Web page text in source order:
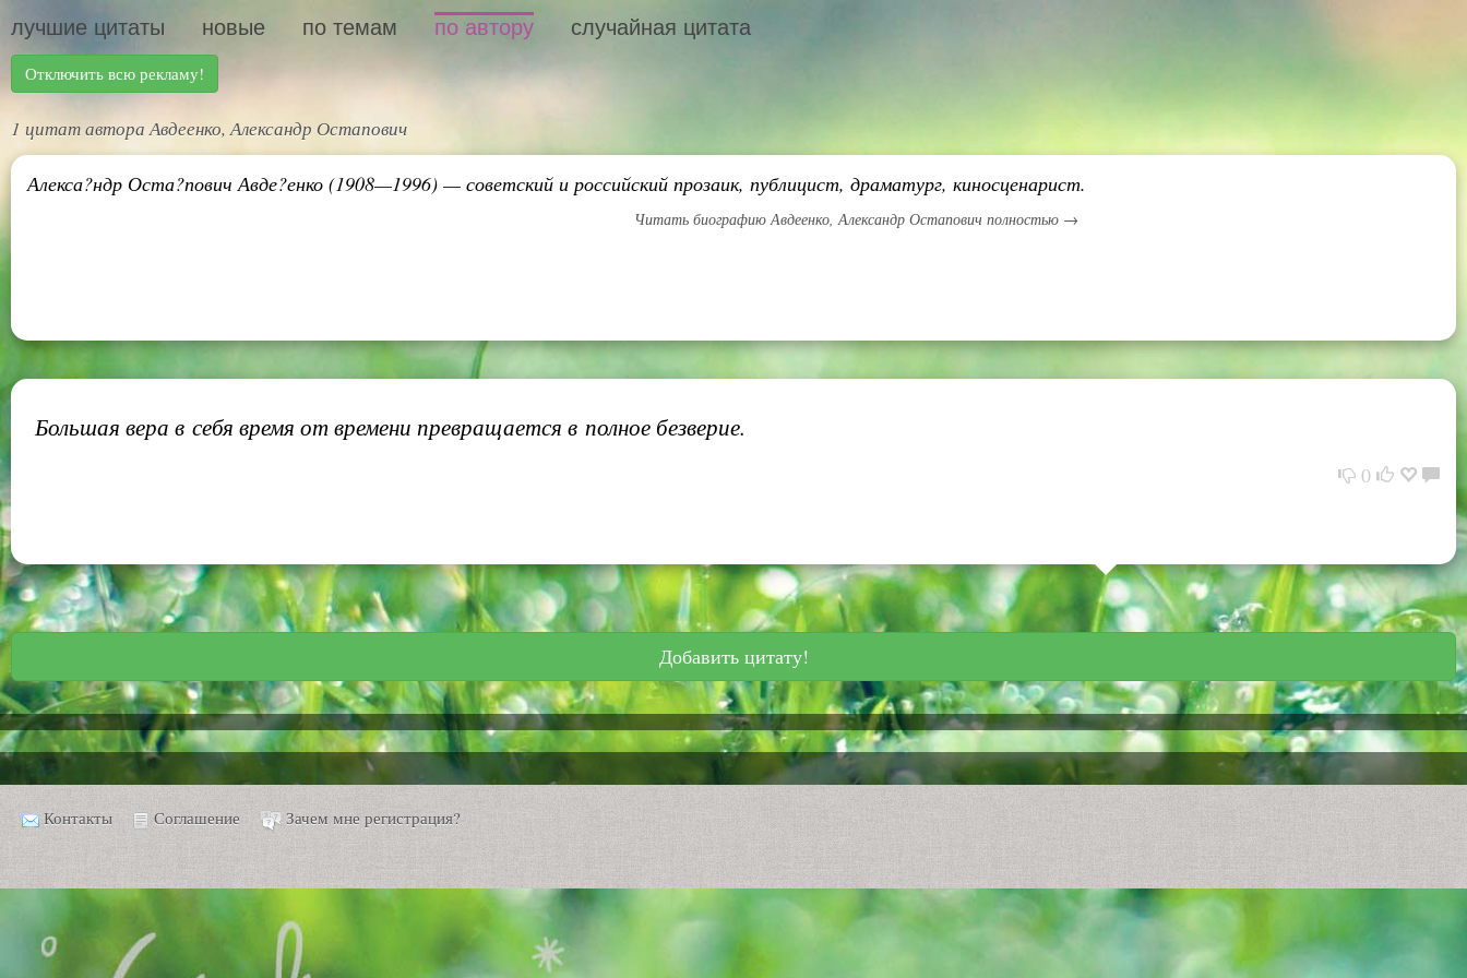
лучшие цитаты новые по темам по автору случайная цитата
Отключить всю рекламу!
1 цитат автора Авдеенко, Александр Остапович
Алекса?ндр Оста?пович Авде?енко (1908—1996) — советский и российский прозаик, публицист, драматург, киносценарист.
Читать биографию Авдеенко, Александр Остапович полностью →
Большая вера в себя время от времени превращается в полное безверие.
0
Добавить цитату!
Контакты Соглашение Зачем мне регистрация?